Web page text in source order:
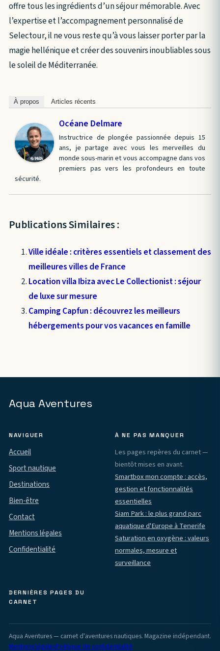
offre tous les ingrédients d’un séjour mémorable. Avec
l’expertise et l’accompagnement personnalisé de
Selectour, il ne vous reste qu’à vous laisser porter par la
magie hellénique et créer des souvenirs inoubliables sous
le soleil de Méditerranée.
À propos Articles récents
Océane Delmare
Instructrice de plongée passionnée depuis 15
ans, je partage avec vous les merveilles du
monde sous-marin et vous accompagne dans vos
premiers pas vers les profondeurs en toute
sécurité.
Publications Similaires :
Ville idéale : critères essentiels et classement des
meilleures villes de France
Location villa Ibiza avec Le Collectionist : séjour
de luxe sur mesure
Camping Capfun : découvrez les meilleurs
hébergements pour vos vacances en famille
Aqua Aventures
NAVIGUER
Accueil
Sport nautique
Destinations
Bien-être
Contact
Mentions légales
Confidentialité
À NE PAS MANQUER
Les pages repères du carnet —
bientôt mises en avant.
Smartbox mon compte : accès,
gestion et fonctionnalités
essentielles
Siam Park : le plus grand parc
aquatique d'Europe à Tenerife
Saturation en oxygène : valeurs
normales, mesure et
surveillance
DERNIÈRES PAGES DU
CARNET
Aqua Aventures — carnet d'aventures nautiques. Magazine indépendant.
Mentions légalesPolitique de confidentialité